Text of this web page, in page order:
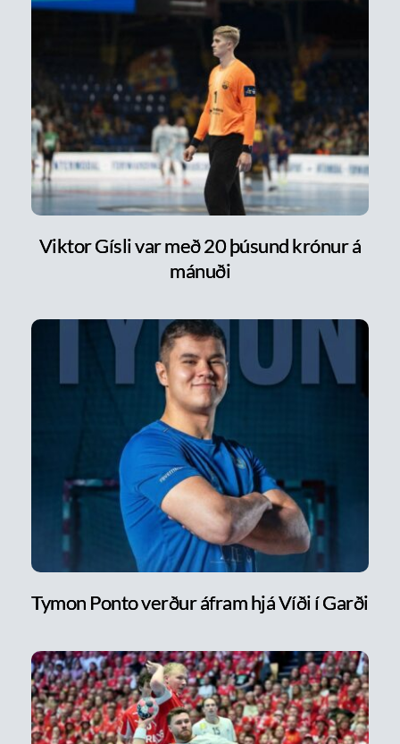
Viktor Gísli var með 20 þúsund krónur á
mánuði
Tymon Ponto verður áfram hjá Víði í Garði